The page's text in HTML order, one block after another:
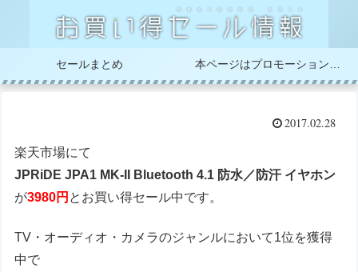
セールまとめ
2017.02.28
楽天市場にて
JPRiDE JPA1 MK-II Bluetooth 4.1 防水／防汗 イヤホン
が3980円 とお買い得セール中です。
TV・オーディオ・カメラのジャンルにおいて1位を獲得
中で